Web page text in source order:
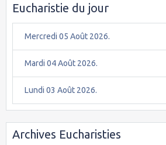
Eucharistie du jour
Mercredi 05 Août 2026.
Mardi 04 Août 2026.
Lundi 03 Août 2026.
Archives Eucharisties